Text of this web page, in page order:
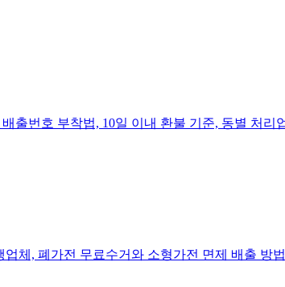
출번호 부착법, 10일 이내 환불 기준, 동별 처
체, 폐가전 무료수거와 소형가전 면제 배출 방